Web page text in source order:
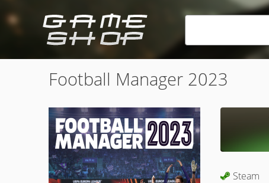
Football Manager 2023
Steam